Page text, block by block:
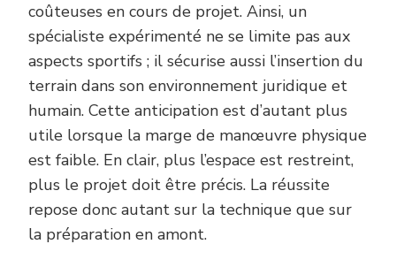
coûteuses en cours de projet. Ainsi, un
spécialiste expérimenté ne se limite pas aux
aspects sportifs ; il sécurise aussi l’insertion du
terrain dans son environnement juridique et
humain. Cette anticipation est d’autant plus
utile lorsque la marge de manœuvre physique
est faible. En clair, plus l’espace est restreint,
plus le projet doit être précis. La réussite
repose donc autant sur la technique que sur
la préparation en amont.